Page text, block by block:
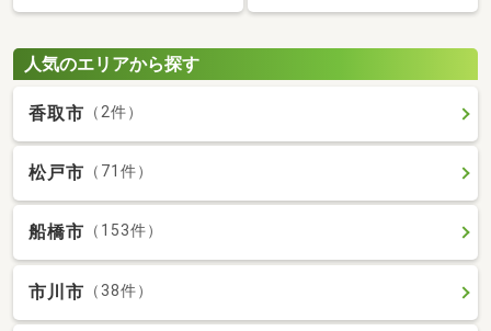
人気のエリアから探す
香取市 （2件）
松戸市 （71件）
船橋市 （153件）
市川市 （38件）